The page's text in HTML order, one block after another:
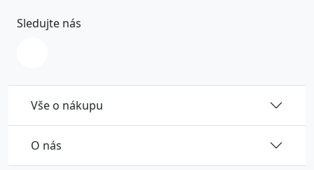
Vše o nákupu
O nás
Sledujte nás